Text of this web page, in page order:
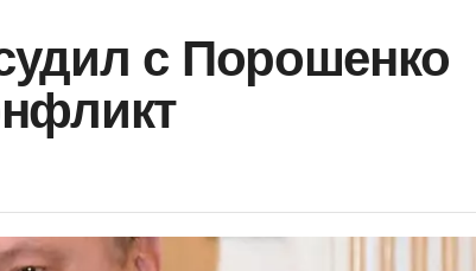
с Порошенко